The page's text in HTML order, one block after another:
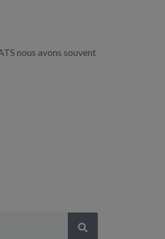
nous avons souvent